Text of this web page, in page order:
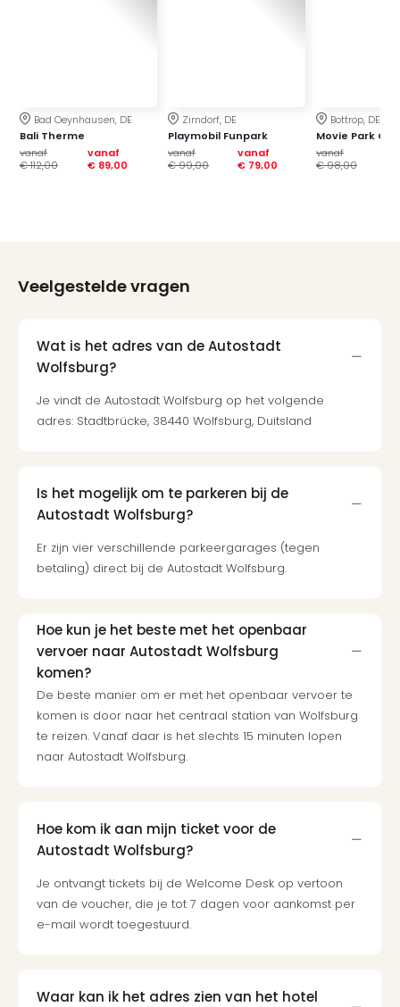
Bad Oeynhausen, DE
Bali Therme
vanaf
€ 112,00
vanaf
€ 89,00
Zirndorf, DE
Playmobil Funpark
vanaf
€ 99,00
vanaf
€ 79,00
Bottrop, DE
Movie Park
vanaf
€ 98,00
Veelgestelde vragen
Wat is het adres van de Autostadt
Wolfsburg?
Je vindt de Autostadt Wolfsburg op het volgende
adres: Stadtbrücke, 38440 Wolfsburg, Duitsland
Is het mogelijk om te parkeren bij de
Autostadt Wolfsburg?
Er zijn vier verschillende parkeergarages (tegen
betaling) direct bij de Autostadt Wolfsburg.
Hoe kun je het beste met het openbaar
vervoer naar Autostadt Wolfsburg
komen?
De beste manier om er met het openbaar vervoer te
komen is door naar het centraal station van Wolfsburg
te reizen. Vanaf daar is het slechts 15 minuten lopen
naar Autostadt Wolfsburg.
Hoe kom ik aan mijn ticket voor de
Autostadt Wolfsburg?
Je ontvangt tickets bij de Welcome Desk op vertoon
van de voucher, die je tot 7 dagen voor aankomst per
e-mail wordt toegestuurd.
Waar kan ik het adres zien van het hotel